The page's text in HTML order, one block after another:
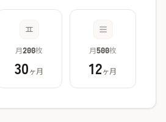
月200枚
30ヶ月
月500枚
12ヶ月